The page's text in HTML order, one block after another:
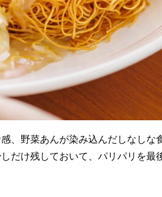
、野菜あんが染み込んだしなしな
だけ残しておいて、パリパリを最